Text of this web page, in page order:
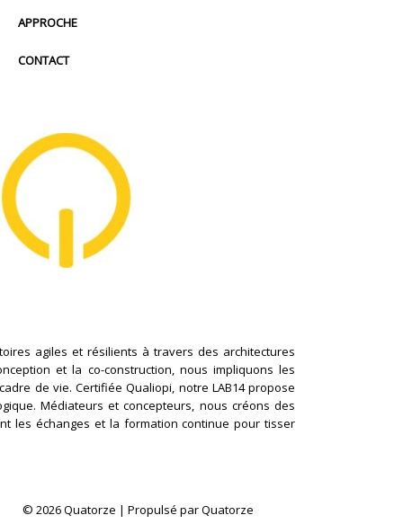
APPROCHE
CONTACT
agiles et résilients à travers des architectures
et la co-construction, nous impliquons les
de vie. Certifiée Qualiopi, notre LAB14 propose
Médiateurs et concepteurs, nous créons des
les échanges et la formation continue pour tisser
© 2026 Quatorze | Propulsé par Quatorze